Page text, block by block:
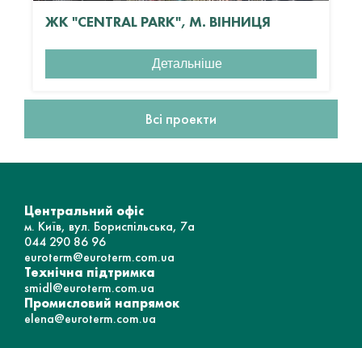
ЖК "CENTRAL PARK", М. ВІННИЦЯ
Детальніше
Всі проекти
Центральний офіс
м. Київ, вул. Бориспільська, 7а
044 290 86 96
euroterm@euroterm.com.ua
Технічна підтримка
smidl@euroterm.com.ua
Промисловий напрямок
elena@euroterm.com.ua